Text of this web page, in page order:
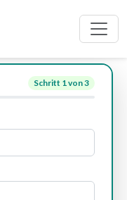
Schritt 1von 3